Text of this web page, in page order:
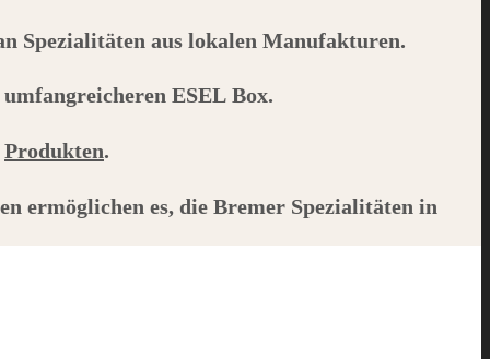
Spezialitäten aus lokalen Manufakturen.
ESEL Box.
Produkten.
ermöglichen es, die Bremer Spezialitäten in